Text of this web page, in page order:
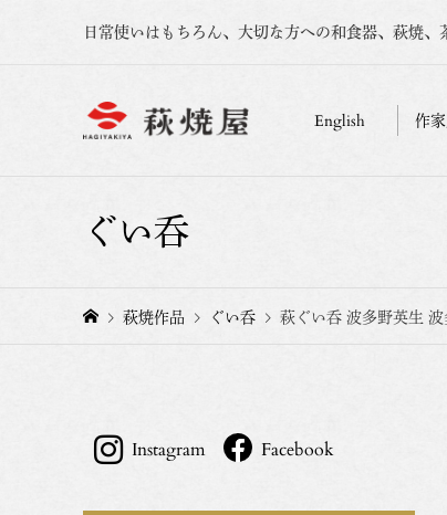
日常使いはもちろん、大切な方への和食器、萩焼
English 作
ぐい呑
萩焼作品 ぐい呑 萩ぐい呑 波多野英生
Instagram Facebook